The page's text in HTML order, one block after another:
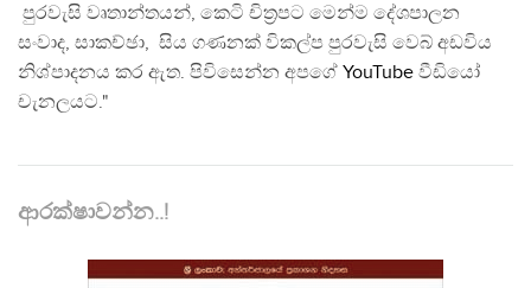
පුරවැසි වෘතාන්තයන්, කෙටි චිත්‍රපට මෙන්ම දේශපාලන
සංවාද, සාකච්ඡා, සිය ගණනක් විකල්ප පුරවැසි වෙබ් අඩවිය
නිශ්පාදනය කර ඇත. පිවිසෙන්න අපගේ YouTube වීඩියෝ
චැනලයට."
ආරක්ෂාවන්න..!